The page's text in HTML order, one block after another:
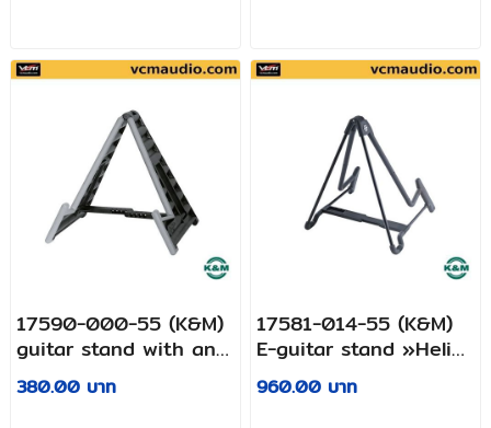
17590-000-55 (K&M)
guitar stand with an
exceptionally light
construction for
380.00 บาท
17581-014-55 (K&M)
E-guitar stand »Heli
2«
960.00 บาท